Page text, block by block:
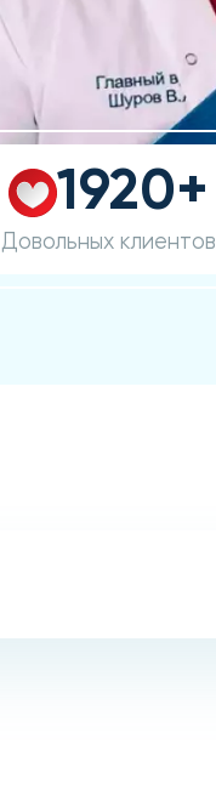
1920+
Довольных клиентов